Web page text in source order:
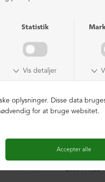
Støvle med front-lynlås
DKK 999,00
DKK 3.399,00